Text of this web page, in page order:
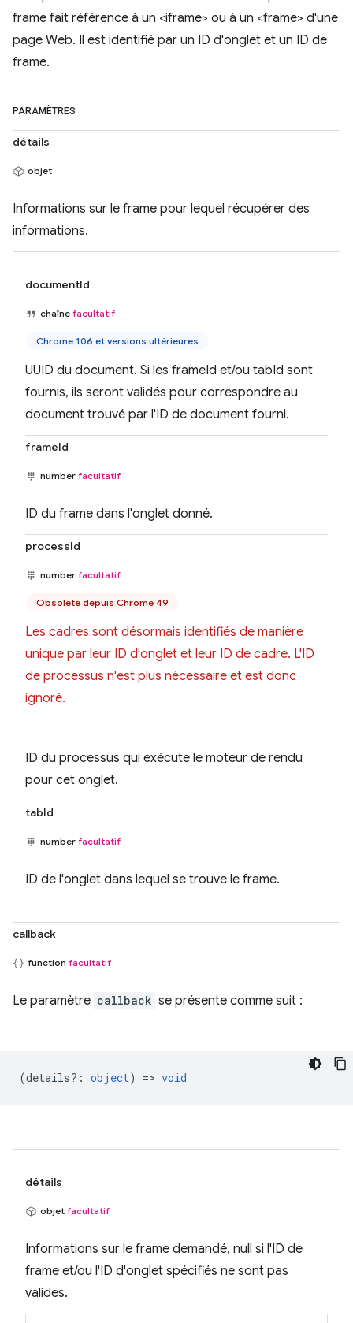
frame fait référence à un <iframe> ou à un <frame> d'une
page Web. Il est identifié par un ID d'onglet et un ID de
frame.
PARAMÈTRES
détails
objet
Informations sur le frame pour lequel récupérer des
informations.
documentId
chaîne facultatif
Chrome 106 et versions ultérieures
UUID du document. Si les frameId et/ou tabId sont
fournis, ils seront validés pour correspondre au
document trouvé par l'ID de document fourni.
frameId
number facultatif
ID du frame dans l'onglet donné.
processId
number facultatif
Obsolète depuis Chrome 49
Les cadres sont désormais identifiés de manière
unique par leur ID d'onglet et leur ID de cadre. L'ID
de processus n'est plus nécessaire et est donc
ignoré.
ID du processus qui exécute le moteur de rendu
pour cet onglet.
tabId
number facultatif
ID de l'onglet dans lequel se trouve le frame.
callback
function facultatif
Le paramètre callback se présente comme suit :
(details? : object) => void
détails
objet facultatif
Informations sur le frame demandé, null si l'ID de
frame et/ou l'ID d'onglet spécifiés ne sont pas
valides.